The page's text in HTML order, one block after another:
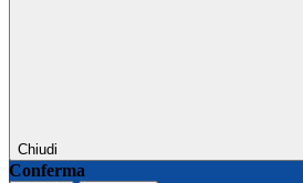
Chiudi
Conferma